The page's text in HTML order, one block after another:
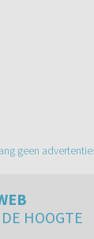
geen
HOOGTE